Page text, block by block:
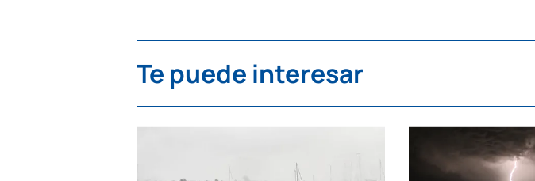
Te puede interesar